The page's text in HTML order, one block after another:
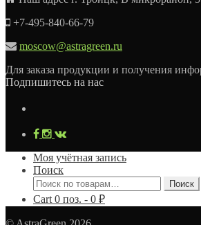
+7-495-840-66-79
moscow@astragreen.ru
Для заказа продукции и получения
Подпишитесь на нас
Моя учётная запись
Поиск
Искать:
Поиск
Cart0 поз. - 0 ₽